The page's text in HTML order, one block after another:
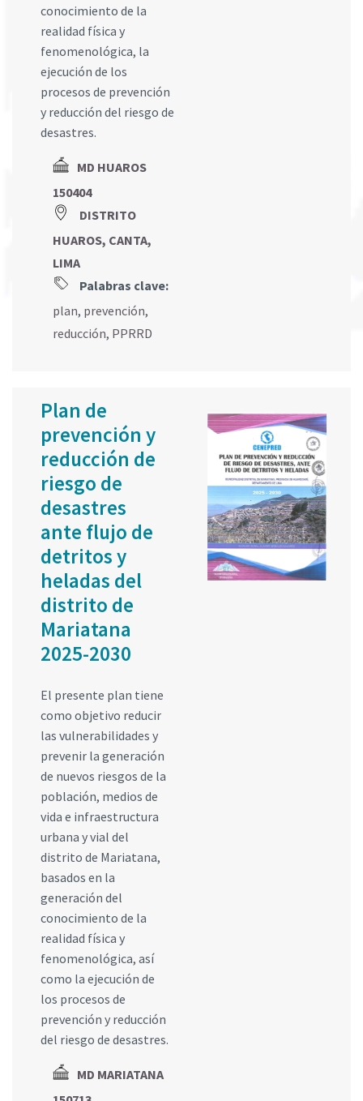
conocimiento de la
realidad física y
fenomenológica, la
ejecución de los
procesos de prevención
y reducción del riesgo de
desastres.
MD HUAROS
150404
DISTRITO
HUAROS, CANTA,
LIMA
Palabras clave:
plan, prevención,
reducción, PPRRD
Plan de
prevención y
reducción de
riesgo de
desastres
ante flujo de
detritos y
heladas del
distrito de
Mariatana
2025-2030
El presente plan tiene
como objetivo reducir
las vulnerabilidades y
prevenir la generación
de nuevos riesgos de la
población, medios de
vida e infraestructura
urbana y vial del
distrito de Mariatana,
basados en la
generación del
conocimiento de la
realidad física y
fenomenológica, así
como la ejecución de
los procesos de
prevención y reducción
del riesgo de desastres.
MD MARIATANA